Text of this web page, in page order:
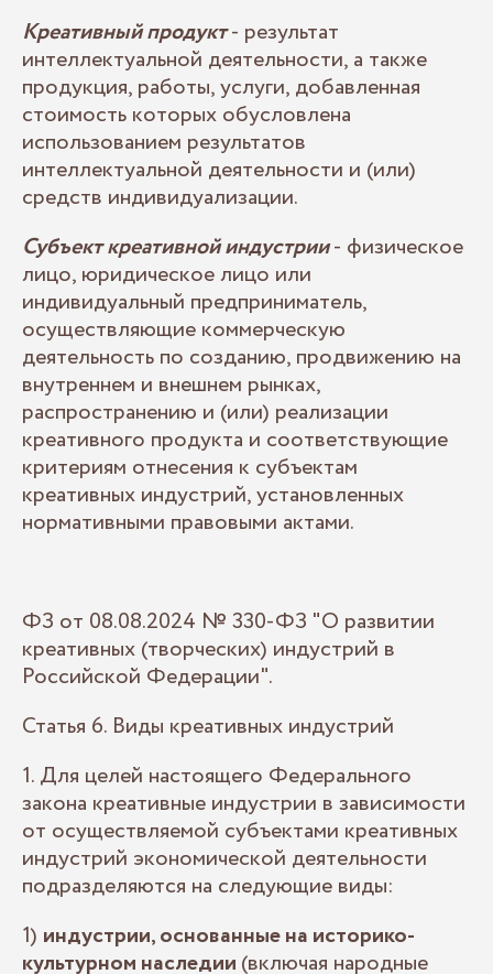
Креативный продукт- результат
интеллектуальной деятельности, а также
продукция, работы, услуги, добавленная
стоимость которых обусловлена
использованием результатов
интеллектуальной деятельности и (или)
средств индивидуализации.
Субъект креативной индустрии- физическое
лицо, юридическое лицо или
индивидуальный предприниматель,
осуществляющие коммерческую
деятельность по созданию, продвижению на
внутреннем и внешнем рынках,
распространению и (или) реализации
креативного продукта и соответствующие
критериям отнесения к субъектам
креативных индустрий, установленных
нормативными правовыми актами.
ФЗ от 08.08.2024 № 330-ФЗ "О развитии
креативных (творческих) индустрий в
Российской Федерации".
Статья 6. Виды креативных индустрий
1. Для целей настоящего Федерального
закона креативные индустрии в зависимости
от осуществляемой субъектами креативных
индустрий экономической деятельности
подразделяются на следующие виды:
1) индустрии, основанные на историко-
культурном наследии (включая народные